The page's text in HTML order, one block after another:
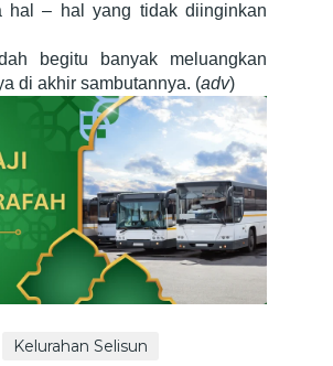
hal – hal yang tidak diinginkan
begitu banyak meluangkan
di akhir sambutannya. (adv)
Kelurahan Selisun